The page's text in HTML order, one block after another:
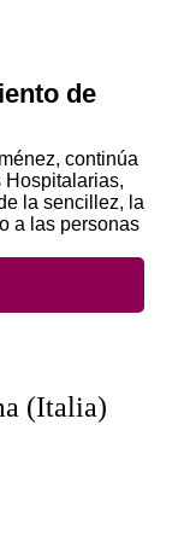
de
continúa
Hospitalarias,
la sencillez, la
a las personas
(Italia)